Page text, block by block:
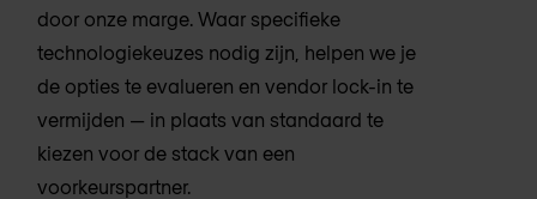
door onze marge. Waar specifieke
technologiekeuzes nodig zijn, helpen we je
de opties te evalueren en vendor lock-in te
vermijden — in plaats van standaard te
kiezen voor de stack van een
voorkeurspartner.